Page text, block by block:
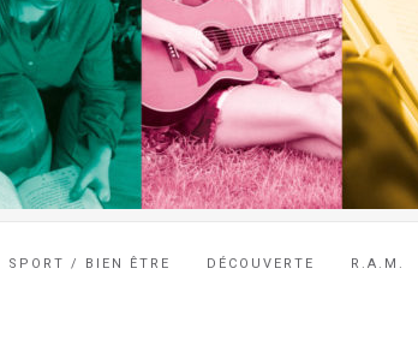
SPORT / BIEN ÊTRE DÉCOUVERTE R.A.M.